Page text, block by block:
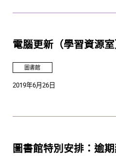
電腦更新（學習資源室
圖書館
2019年6月26日
圖書館特別安排：逾